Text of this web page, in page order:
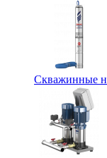
Скважинные